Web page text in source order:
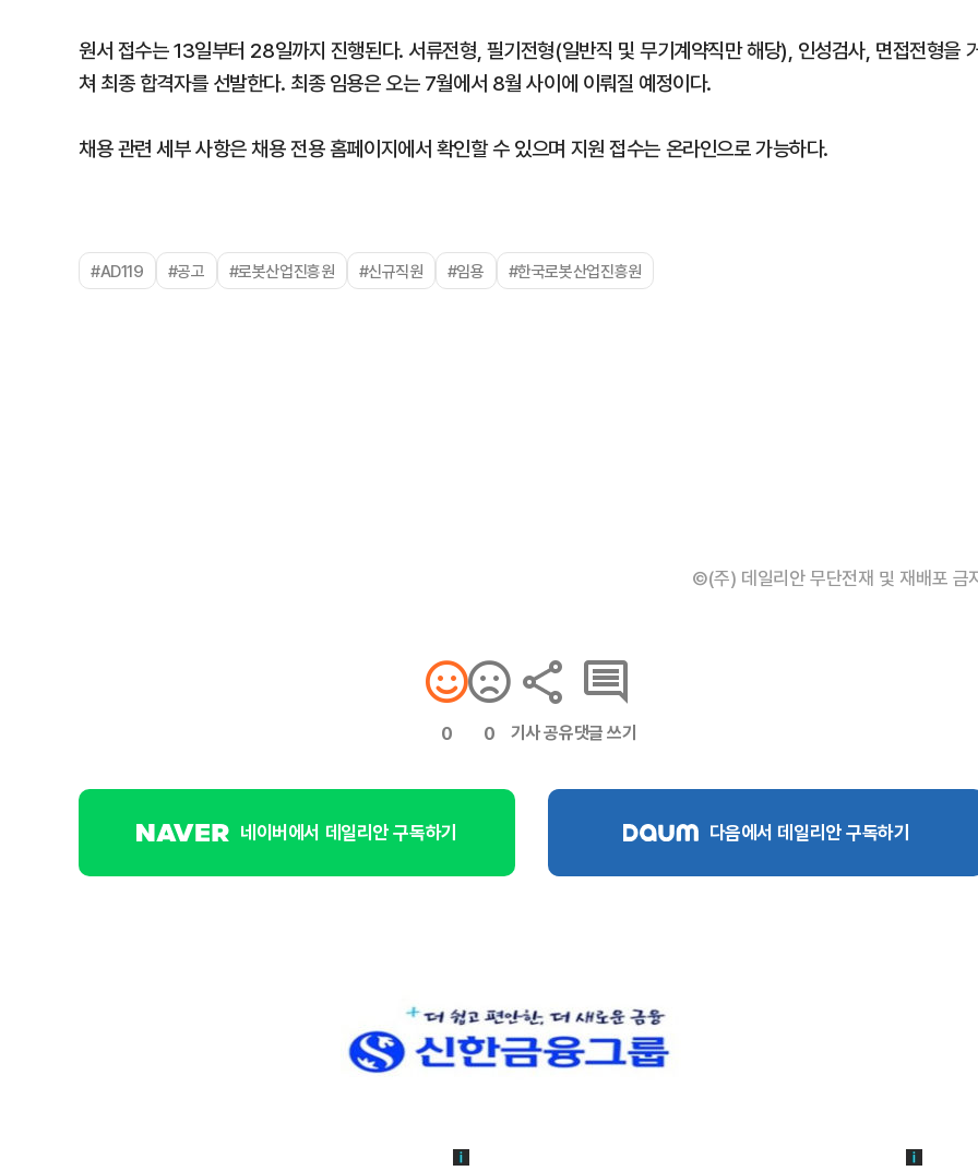
원서 접수는 13일부터 28일까지 진행된다. 서류전형, 필기전형(일반직 및 무기계약직만 해당), 인성검사, 면접전형을
쳐 최종 합격자를 선발한다. 최종 임용은 오는 7월에서 8월 사이에 이뤄질 예정이다.
채용 관련 세부 사항은 채용 전용 홈페이지에서 확인할 수 있으며 지원 접수는 온라인으로 가능하다.
#AD119 #공고 #로봇산업진흥원 #신규직원 #임용 #한국로봇산업진흥원
©(주) 데일리안 무단전재 및 재배포 금
0 0 기사 공유댓글 쓰기
네이버에서 데일리안 구독하기 다음에서 데일리안 구독하기